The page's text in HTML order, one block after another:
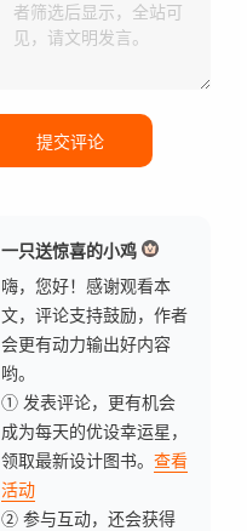
提交评论
一只送惊喜的小鸡
嗨，您好！感谢观看本
文，评论支持鼓励，作者
会更有动力输出好内容
哟。
① 发表评论，更有机会
成为每天的优设幸运星，
领取最新设计图书。查看
活动
② 参与互动，还会获得